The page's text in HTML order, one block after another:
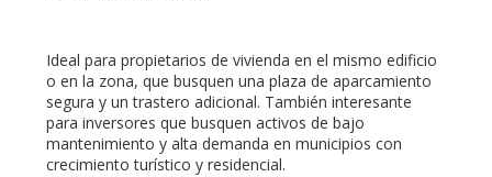
Ideal para propietarios de vivienda en el mismo edificio
o en la zona, que busquen una plaza de aparcamiento
segura y un trastero adicional. También interesante
para inversores que busquen activos de bajo
mantenimiento y alta demanda en municipios con
crecimiento turístico y residencial.